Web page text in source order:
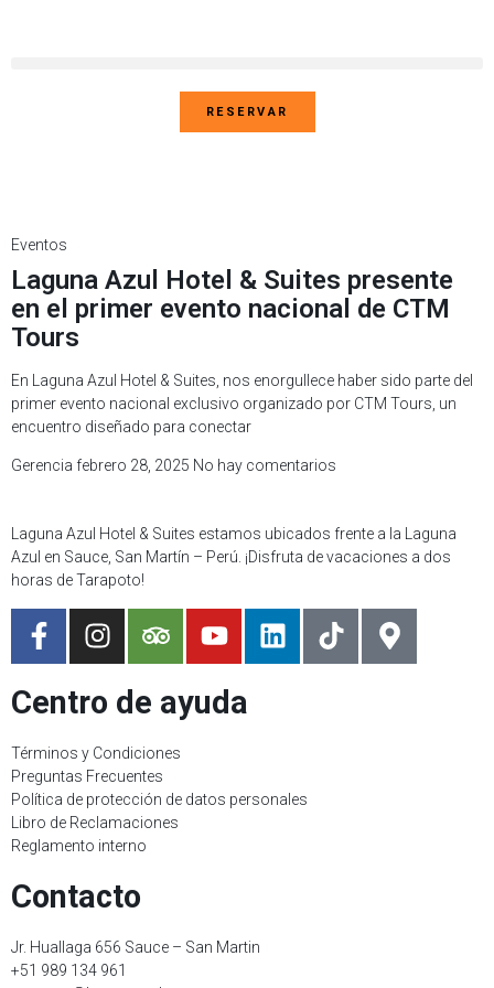
RESERVAR
Eventos
Laguna Azul Hotel & Suites presente
en el primer evento nacional de CTM
Tours
En Laguna Azul Hotel & Suites, nos enorgullece haber sido parte del
primer evento nacional exclusivo organizado por CTM Tours, un
encuentro diseñado para conectar
Gerencia febrero 28, 2025 No hay comentarios
Laguna Azul Hotel & Suites estamos ubicados frente a la Laguna
Azul en Sauce, San Martín – Perú. ¡Disfruta de vacaciones a dos
horas de Tarapoto!
Centro de ayuda
Términos y Condiciones
Preguntas Frecuentes
Política de protección de datos personales
Libro de Reclamaciones
Reglamento interno
Contacto
Jr. Huallaga 656 Sauce – San Martin
+51 989 134 961